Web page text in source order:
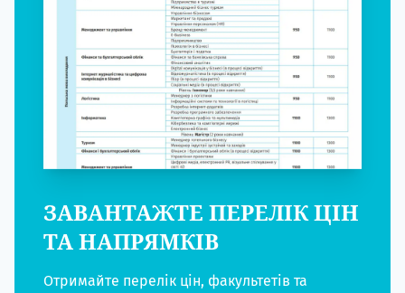
ЗАВАНТАЖТЕ ПЕРЕЛІК ЦІН
ТА НАПРЯМКІВ
Отримайте перелік цін, факультетів та